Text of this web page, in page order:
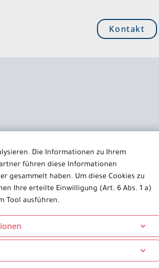
Kontakt
Spezialistinnen und Spezialisten. Sie
sich intensiv für individuelle
der Diagnostik bis zur erfolgreichen
Mit jahrzehntelanger Erfahrung und
Die Informationen zu Ihrem
führen diese Informationen
gesammelt haben. Um diese Cookies zu
Ihre erteilte Einwilligung (Art. 6 Abs. 1 a)
Tool ausführen.